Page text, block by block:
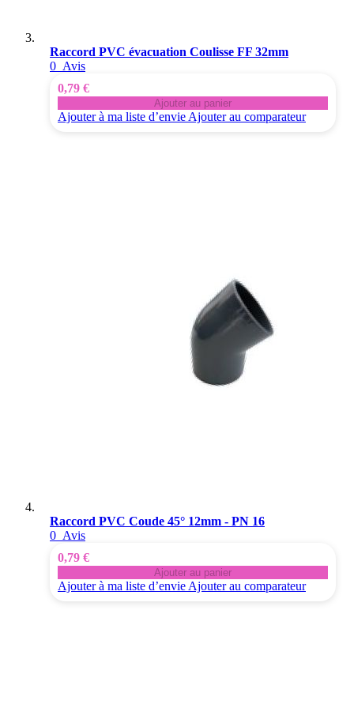
Raccord PVC évacuation Coulisse FF 32mm
0 Avis
0,79 €
Ajouter au panier
Ajouter à ma liste d’envie Ajouter au comparateur
Raccord PVC Coude 45° 12mm - PN 16
0 Avis
0,79 €
Ajouter au panier
Ajouter à ma liste d’envie Ajouter au comparateur